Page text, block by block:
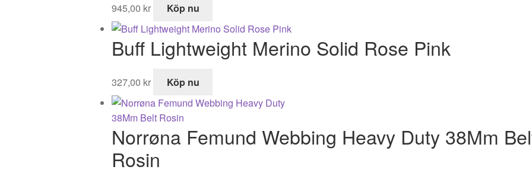
945,00 kr Köp nu
Buff Lightweight Merino Solid Rose Pink
327,00 kr Köp nu
Norrøna Femund Webbing Heavy Duty 38Mm
Rosin